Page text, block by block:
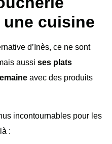
cuisine
d’Inès, ce ne sont
aussi ses plats
avec des produits
incontournables pour les
: